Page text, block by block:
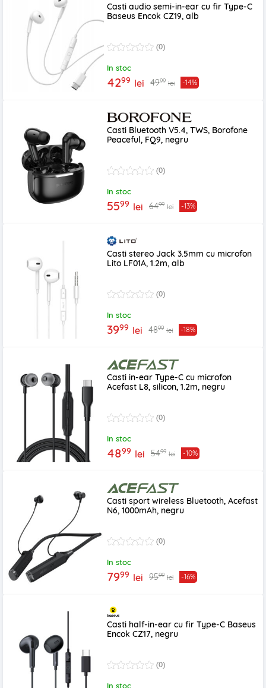
Casti audio semi-in-ear cu fir Type-C
Baseus Encok CZ19, alb
(0)
In stoc
4299 lei 4999 lei -14%
Casti Bluetooth V5.4, TWS, Borofone
Peaceful, FQ9, negru
(0)
In stoc
5599 lei 6499 lei -13%
Casti stereo Jack 3.5mm cu microfon
Lito LF01A, 1.2m, alb
(0)
In stoc
3999 lei 4899 lei -18%
Casti in-ear Type-C cu microfon
Acefast L8, silicon, 1.2m, negru
(0)
In stoc
4899 lei 5499 lei -10%
Casti sport wireless Bluetooth, Acefast
N6, 1000mAh, negru
(0)
In stoc
7999 lei 9599 lei -16%
Casti half-in-ear cu fir Type-C Baseus
Encok CZ17, negru
(0)
In stoc